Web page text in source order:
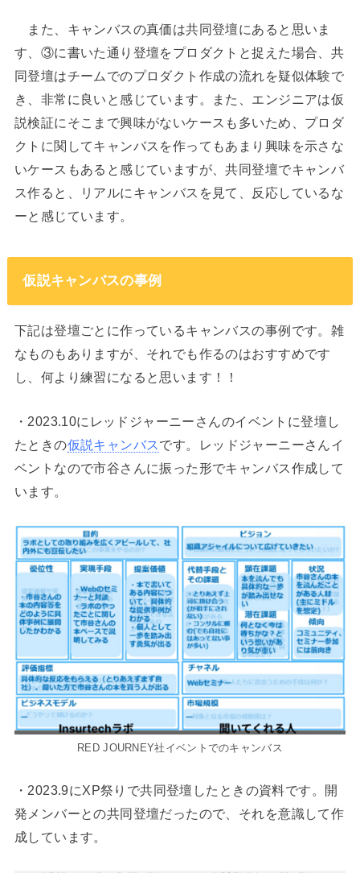
また、キャンバスの真価は共同登壇にあると思いま
す、③に書いた通り登壇をプロダクトと捉えた場合、共
同登壇はチームでのプロダクト作成の流れを疑似体験で
き、非常に良いと感じています。また、エンジニアは仮
説検証にそこまで興味がないケースも多いため、プロダ
クトに関してキャンバスを作ってもあまり興味を示さな
いケースもあると感じていますが、共同登壇でキャンバ
ス作ると、リアルにキャンバスを見て、反応しているな
ーと感じています。
仮説キャンバスの事例
下記は登壇ごとに作っているキャンバスの事例です。雑
なものもありますが、それでも作るのはおすすめです
し、何より練習になると思います！！
・2023.10にレッドジャーニーさんのイベントに登壇し
たときの仮説キャンバスです。レッドジャーニーさんイ
ベントなので市谷さんに振った形でキャンバス作成して
います。
RED JOURNEY社イベントでのキャンバス
・2023.9にXP祭りで共同登壇したときの資料です。開
発メンバーとの共同登壇だったので、それを意識して作
成しています。